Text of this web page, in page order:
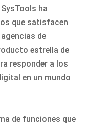
ha
que satisfacen
de
estrella de
responder a los
en un mundo
de funciones que